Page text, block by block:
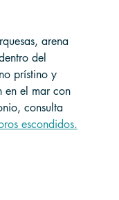
arena
del
prístino y
en el mar con
consulta
escondidos.